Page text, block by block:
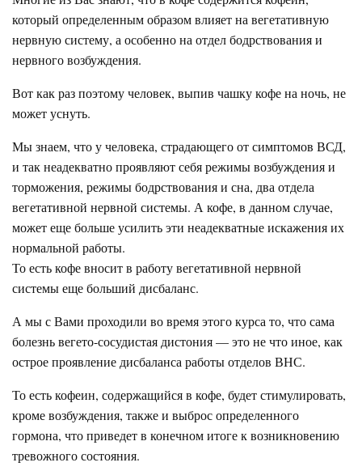
который определенным образом влияет на вегетативную
нервную систему, а особенно на отдел бодрствования и
нервного возбуждения.
Вот как раз поэтому человек, выпив чашку кофе на ночь, не
может уснуть.
Мы знаем, что у человека, страдающего от симптомов ВСД,
и так неадекватно проявляют себя режимы возбуждения и
торможения, режимы бодрствования и сна, два отдела
вегетативной нервной системы. А кофе, в данном случае,
может еще больше усилить эти неадекватные искажения их
нормальной работы.
То есть кофе вносит в работу вегетативной нервной
системы еще больший дисбаланс.
А мы с Вами проходили во время этого курса то, что сама
болезнь вегето-сосудистая дистония — это не что иное, как
острое проявление дисбаланса работы отделов ВНС.
То есть кофеин, содержащийся в кофе, будет стимулировать,
кроме возбуждения, также и выброс определенного
гормона, что приведет в конечном итоге к возникновению
тревожного состояния.